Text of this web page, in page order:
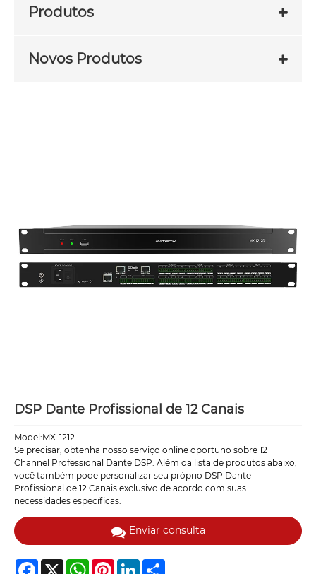
Produtos
Novos Produtos
DSP Dante Profissional de 12 Canais
Model:MX-1212
Se precisar, obtenha nosso serviço online oportuno sobre 12
Channel Professional Dante DSP. Além da lista de produtos abaixo,
você também pode personalizar seu próprio DSP Dante
Profissional de 12 Canais exclusivo de acordo com suas
necessidades específicas.
Enviar consulta
Facebook
X WhatsAppPinterestLinkedIn